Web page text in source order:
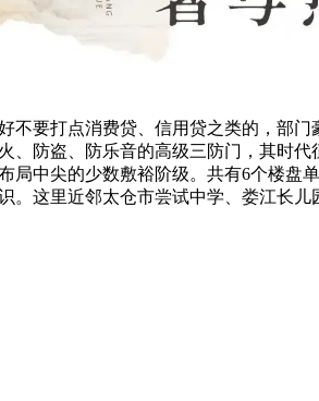
不要打点消费贷、信用贷之类的，部
、防盗、防乐音的高级三防门，其时
局中尖的少数敷裕阶级。共有6个楼盘
。这里近邻太仓市尝试中学、娄江长